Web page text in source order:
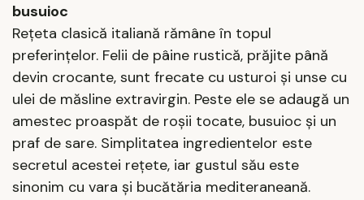
busuioc
Rețeta clasică italiană rămâne în topul
preferințelor. Felii de pâine rustică, prăjite până
devin crocante, sunt frecate cu usturoi și unse cu
ulei de măsline extravirgin. Peste ele se adaugă un
amestec proaspăt de roșii tocate, busuioc și un
praf de sare. Simplitatea ingredientelor este
secretul acestei rețete, iar gustul său este
sinonim cu vara și bucătăria mediteraneană.